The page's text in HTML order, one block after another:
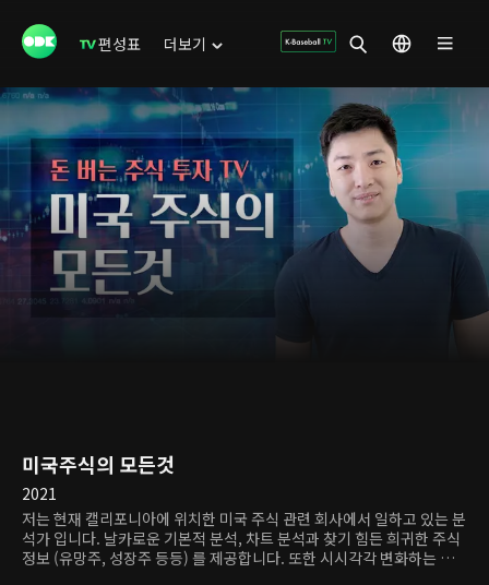
편성표 더보기
미국주식의 모든것
2021
저는 현재 캘리포니아에 위치한 미국 주식 관련 회사에서 일하고 있는 분
석가 입니다. 날카로운 기본적 분석, 차트 분석과 찾기 힘든 희귀한 주식
정보 (유망주, 성장주 등등) 를 제공합니다. 또한 시시각각 변화하는 증